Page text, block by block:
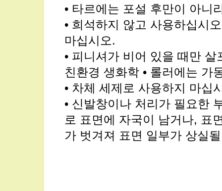
• 타르에는 포설 후만이 아니
• 희석하지 않고 사용하십시
마십시오.
• 피니셔가 비어 있을 때만 살
친환경 생화학 • 롤러에는 가
• 차체 세제로 사용하지 마십
• 신발창이나 처리가 필요한
로 표면에 자국이 남거나, 표
가 벗겨져 표면 일부가 상실